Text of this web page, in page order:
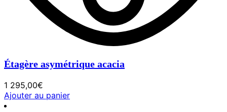
Étagère asymétrique acacia
1 295,00€
Ajouter au panier